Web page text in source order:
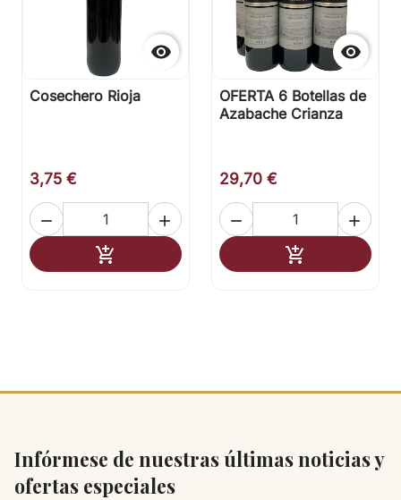

Cosechero Rioja
3,75 €
 
 Añadir al carrito

OFERTA 6 Botellas de
Azabache Crianza
29,70 €
 
 Añadir al
Infórmese de nuestras últimas noticias y
ofertas especiales